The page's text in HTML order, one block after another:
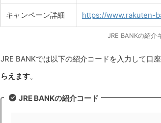
キャンペーン詳細 https://www.rakuten-
JRE BANKの紹介
JRE BANKでは以下の紹介コードを入力して口座
らえます。
JRE BANKの紹介コード